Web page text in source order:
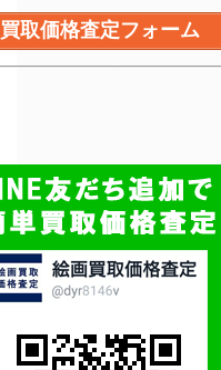
買取価格査定フォーム